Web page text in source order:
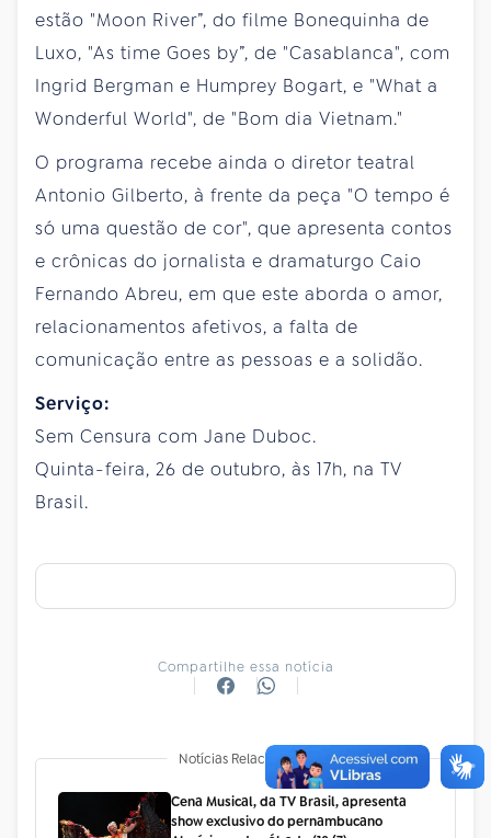
estão "Moon River”, do filme Bonequinha de
Luxo, "As time Goes by”, de "Casablanca", com
Ingrid Bergman e Humprey Bogart, e "What a
Wonderful World", de "Bom dia Vietnam."
O programa recebe ainda o diretor teatral
Antonio Gilberto, à frente da peça "O tempo é
só uma questão de cor", que apresenta contos
e crônicas do jornalista e dramaturgo Caio
Fernando Abreu, em que este aborda o amor,
relacionamentos afetivos, a falta de
comunicação entre as pessoas e a solidão.
Serviço:
Sem Censura com Jane Duboc.
Quinta-feira, 26 de outubro, às 17h, na TV
Brasil.
Compartilhe essa notícia
Notícias Relacionadas
Cena Musical, da TV Brasil, apresenta
show exclusivo do pernambucano